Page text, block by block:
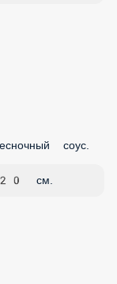
соус.
20 см.